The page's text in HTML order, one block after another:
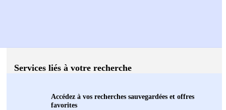
Services liés à votre recherche
Accédez à vos recherches sauvegardées et offres
favorites